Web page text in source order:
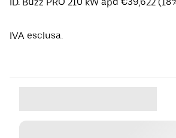
IVA esclusa.